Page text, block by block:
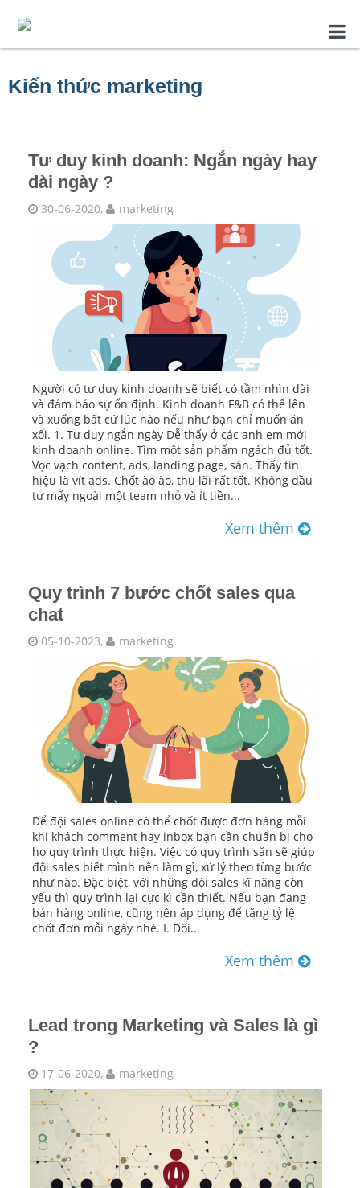
Kiến thức marketing
Tư duy kinh doanh: Ngắn ngày hay
dài ngày ?
30-06-2020, marketing
Người có tư duy kinh doanh sẽ biết có tầm nhìn dài
và đảm bảo sự ổn định. Kinh doanh F&B có thể lên
và xuống bất cứ lúc nào nếu như bạn chỉ muốn ăn
xổi. 1. Tư duy ngắn ngày Dễ thấy ở các anh em mới
kinh doanh online. Tìm một sản phẩm ngách đủ tốt.
Vọc vạch content, ads, landing page, sàn. Thấy tín
hiệu là vít ads. Chốt ào ào, thu lãi rất tốt. Không đầu
tư mấy ngoài một team nhỏ và ít tiền...
Xem thêm
Quy trình 7 bước chốt sales qua
chat
05-10-2023, marketing
Để đội sales online có thể chốt được đơn hàng mỗi
khi khách comment hay inbox bạn cần chuẩn bị cho
họ quy trình thực hiện. Việc có quy trình sẵn sẽ giúp
đội sales biết mình nên làm gì, xử lý theo từng bước
như nào. Đặc biệt, với những đội sales kĩ năng còn
yếu thì quy trình lại cực kì cần thiết. Nếu bạn đang
bán hàng online, cũng nên áp dụng để tăng tỷ lệ
chốt đơn mỗi ngày nhé. I. Đối...
Xem thêm
Lead trong Marketing và Sales là gì
?
17-06-2020, marketing